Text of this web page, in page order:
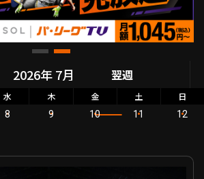
登録 ログイン
翌週
水 木 金 土 日
8 9 10 11 12
道日本ハム VS 埼玉西武